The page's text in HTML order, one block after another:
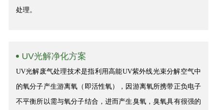
处理。
UV光解净化方案
UV光解废气处理技术是指利用高能UV紫外线光束分解空气中
的氧分子产生游离氧（即活性氧），因游离氧所携带正负电子
不平衡所以需与氧分子结合，进而产生臭氧，臭氧具有很强的